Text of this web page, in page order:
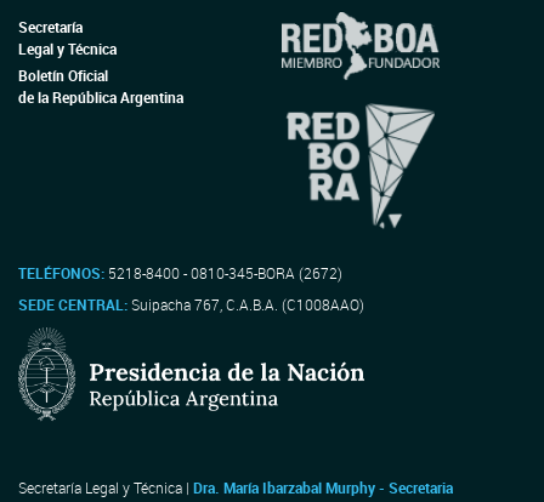
Secretaría
Legal y Técnica
Boletín Oficial
de la República Argentina
TELÉFONOS: 5218-8400 - 0810-345-BORA (2672)
SEDE CENTRAL:Suipacha 767, C.A.B.A. (C1008AAO)
Secretaría Legal y Técnica | Dra. María Ibarzabal Murphy - Secretaria